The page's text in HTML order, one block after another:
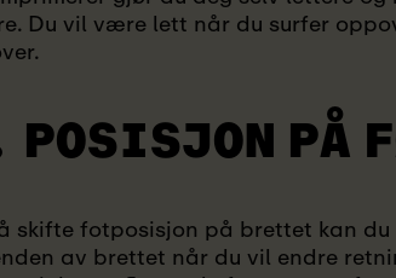
Du vil være lett når du surfer
PÅ
skifte fotposisjon på brettet kan
av brettet når du vil endre